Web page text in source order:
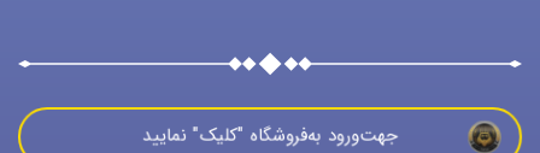
جهت‌ورود به‌فروشگاه "كليک" نماييد